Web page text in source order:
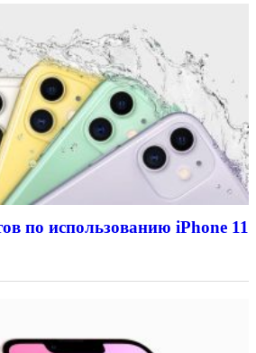
по использованию iPhone 11